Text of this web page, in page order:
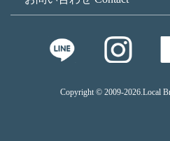
Copyright © 2009-2026.Local